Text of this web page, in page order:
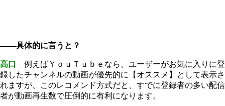
――具体的に言うと？
高口
例えばＹｏｕＴｕｂｅなら、ユーザーがお気に入りに登
録したチャンネルの動画が優先的に【オススメ】として表示さ
れますが、このレコメンド方式だと、すでに登録者の多い配信
者が動画再生数で圧倒的に有利になります。